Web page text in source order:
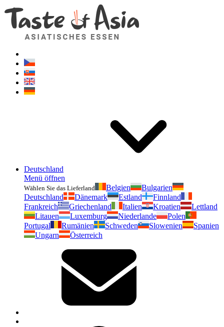
Deutschland
Menü öffnen
Wählen Sie das Lieferland Belgien
Bulgarien
Deutschland
Dänemark Estland
Finnland
Frankreich
Griechenland Italien Kroatien
Lettland
Litauen
Luxemburg Niederlande
Polen
Portugal
Rumänien Schweden Slowenien
Spanien
Ungarn
Österreich
Geschmackvonasien.de
Zögern Sie nicht zu fragen. Ich bin für Sie da!